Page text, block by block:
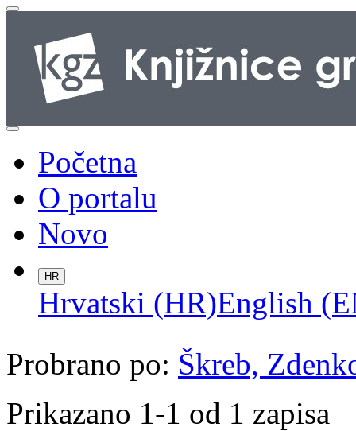
Početna
O portalu
Novo
HR
Hrvatski (HR)English
Probrano po: Škreb,
Prikazano 1-1 od 1 zapisa